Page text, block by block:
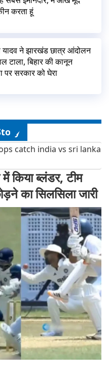
करता हूं
यादव ने झारखंड छात्र आंदोलन
टाला, बिहार की कानून
पर सरकार को घेरा
catch india vs sri lanka
किया ब्लंडर, टीम
का सिलसिला जारी